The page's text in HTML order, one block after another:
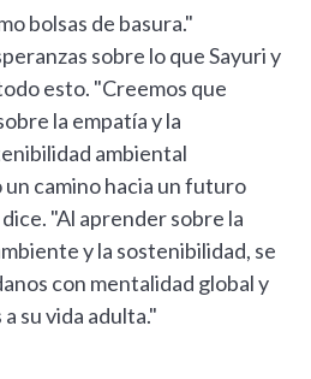
bolsas de basura."
sobre lo que Sayuri y
esto. "Creemos que
la empatía y la
ambiental
camino hacia un futuro
"Al aprender sobre la
y la sostenibilidad, se
con mentalidad global y
su vida adulta."